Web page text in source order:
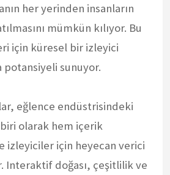
her yerinden insanların
mümkün kılıyor. Bu
için küresel bir izleyici
potansiyeli sunuyor.
eğlence endüstrisindeki
olarak hem içerik
izleyiciler için heyecan verici
Interaktif doğası, çeşitlilik ve